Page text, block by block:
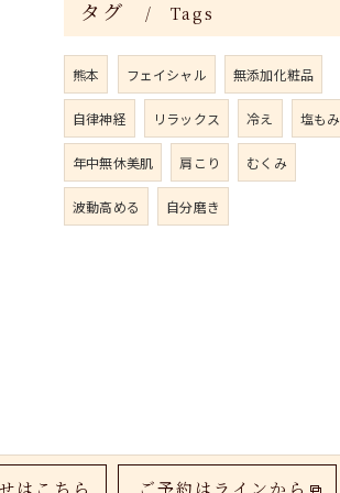
タグ Tags
熊本 フェイシャル 無添加化粧品
自律神経 リラックス 冷え 塩もみ
年中無休美肌 肩こり むくみ
波動高める 自分磨き
はこちら ご予約はラインから